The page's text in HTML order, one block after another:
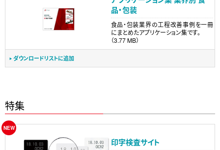
品・包装
食品・包装業界の工程改善事例を一冊
にまとめたアプリケーション集です。
（3.77 MB）
ダウンロードリストに追加
特集
印字検査サイト